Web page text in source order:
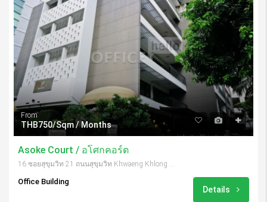
From
THB750/Sqm / Months
Asoke Court / อโศกคอร์ต
16 ซอยสุขุมวิท 21 ถนนสุขุมวิท Khwaeng Khlong Toei Nuea, Khet Watthana, Krung Thep Maha Nakhon 10110, Thailand
Office Building
Details